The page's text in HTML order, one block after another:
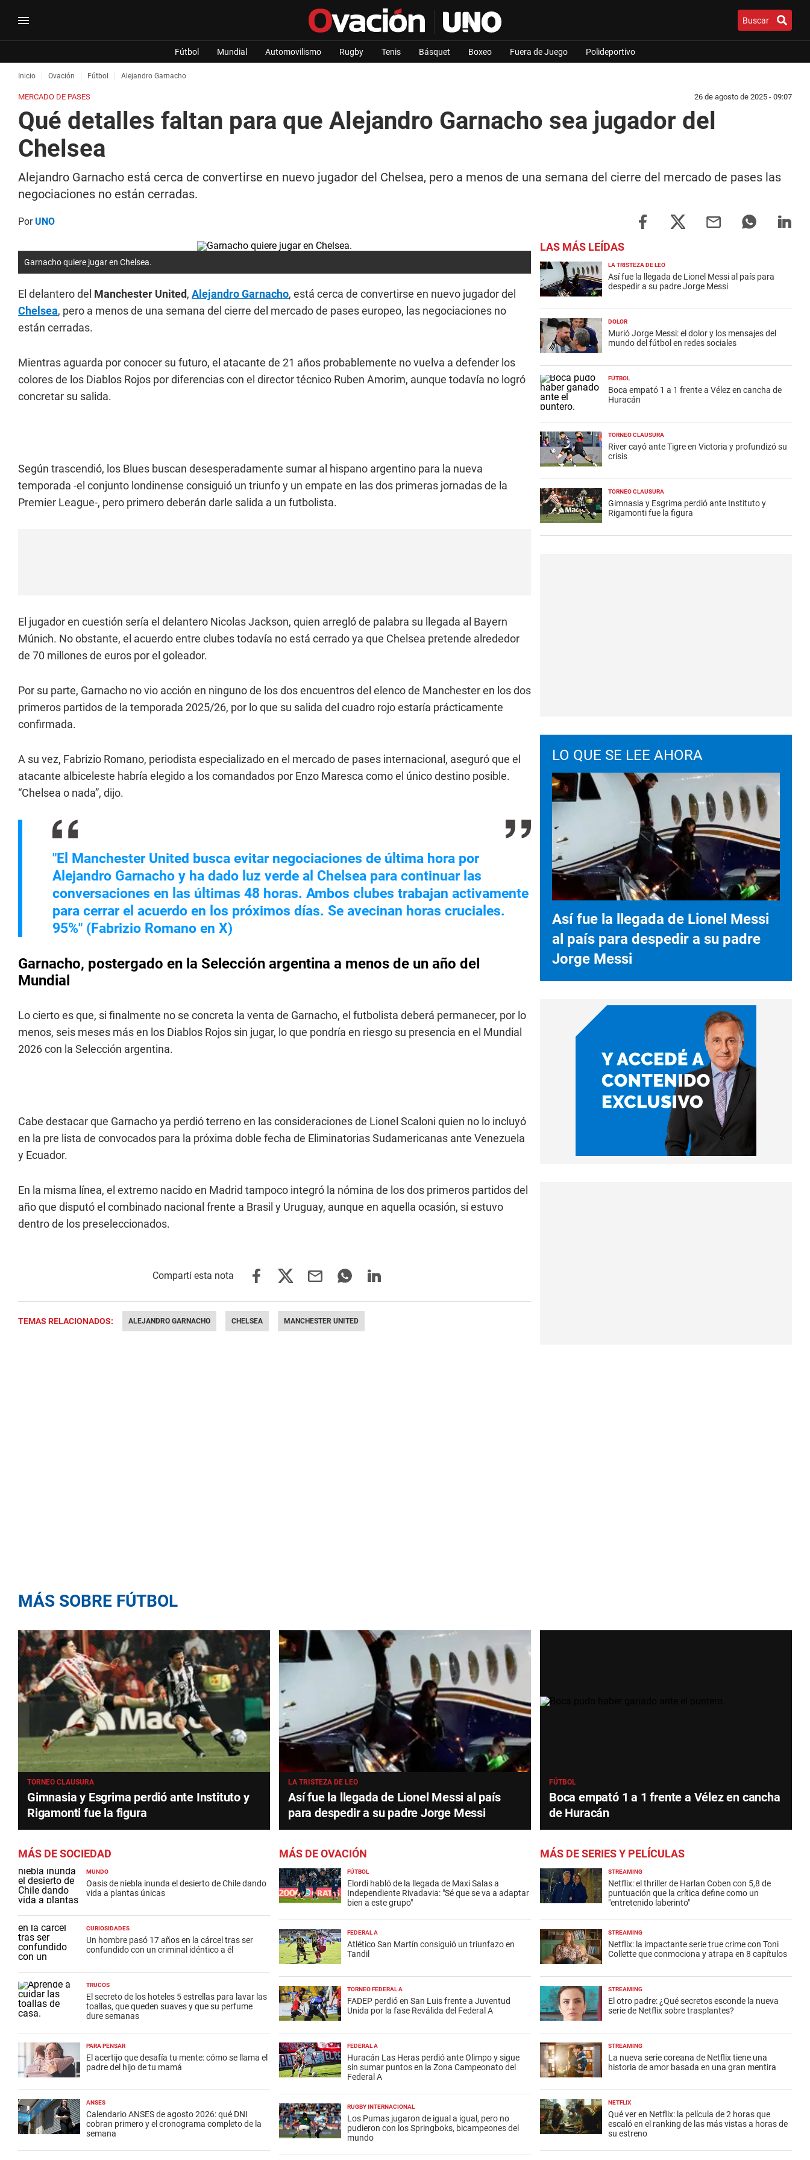
Buscar
Fútbol Mundial Automovilismo Rugby Tenis Básquet Boxeo Fuera de Juego Polideportivo
Inicio Ovación Fútbol Alejandro Garnacho
MERCADO DE PASES 26 de agosto de 2025 - 09:07
Qué detalles faltan para que Alejandro Garnacho sea jugador del
Chelsea
Alejandro Garnacho está cerca de convertirse en nuevo jugador del Chelsea, pero a menos de una semana del cierre del mercado de pases las
negociaciones no están cerradas.
PorUNO
Garnacho quiere jugar en Chelsea.
El delantero del Manchester United, Alejandro Garnacho, está cerca de convertirse en nuevo jugador del
Chelsea, pero a menos de una semana del cierre del mercado de pases europeo, las negociaciones no
están cerradas.
Mientras aguarda por conocer su futuro, el atacante de 21 años probablemente no vuelva a defender los
colores de los Diablos Rojos por diferencias con el director técnico Ruben Amorim, aunque todavía no logró
concretar su salida.
Según trascendió, los Blues buscan desesperadamente sumar al hispano argentino para la nueva
temporada -el conjunto londinense consiguió un triunfo y un empate en las dos primeras jornadas de la
Premier League-, pero primero deberán darle salida a un futbolista.
El jugador en cuestión sería el delantero Nicolas Jackson, quien arregló de palabra su llegada al Bayern
Múnich. No obstante, el acuerdo entre clubes todavía no está cerrado ya que Chelsea pretende alrededor
de 70 millones de euros por el goleador.
Por su parte, Garnacho no vio acción en ninguno de los dos encuentros del elenco de Manchester en los dos
primeros partidos de la temporada 2025/26, por lo que su salida del cuadro rojo estaría prácticamente
confirmada.
A su vez, Fabrizio Romano, periodista especializado en el mercado de pases internacional, aseguró que el
atacante albiceleste habría elegido a los comandados por Enzo Maresca como el único destino posible.
“Chelsea o nada”, dijo.
"El Manchester United busca evitar negociaciones de última hora por
Alejandro Garnacho y ha dado luz verde al Chelsea para continuar las
conversaciones en las últimas 48 horas. Ambos clubes trabajan activamente
para cerrar el acuerdo en los próximos días. Se avecinan horas cruciales.
95%" (Fabrizio Romano en X)
Garnacho, postergado en la Selección argentina a menos de un año del
Mundial
Lo cierto es que, si finalmente no se concreta la venta de Garnacho, el futbolista deberá permanecer, por lo
menos, seis meses más en los Diablos Rojos sin jugar, lo que pondría en riesgo su presencia en el Mundial
2026 con la Selección argentina.
Cabe destacar que Garnacho ya perdió terreno en las consideraciones de Lionel Scaloni quien no lo incluyó
en la pre lista de convocados para la próxima doble fecha de Eliminatorias Sudamericanas ante Venezuela
y Ecuador.
En la misma línea, el extremo nacido en Madrid tampoco integró la nómina de los dos primeros partidos del
año que disputó el combinado nacional frente a Brasil y Uruguay, aunque en aquella ocasión, si estuvo
dentro de los preseleccionados.
TEMAS RELACIONADOS: ALEJANDRO GARNACHO CHELSEA MANCHESTER UNITED
LAS MÁS LEÍDAS
LA TRISTEZA DE LEO
Así fue la llegada de Lionel Messi al país para
despedir a su padre Jorge Messi
DOLOR
Murió Jorge Messi: el dolor y los mensajes del
mundo del fútbol en redes sociales
FÚTBOL
Boca empató 1 a 1 frente a Vélez en cancha de
Huracán
TORNEO CLAUSURA
River cayó ante Tigre en Victoria y profundizó su
crisis
TORNEO CLAUSURA
Gimnasia y Esgrima perdió ante Instituto y
Rigamonti fue la figura
LO QUE SE LEE AHORA
Así fue la llegada de Lionel Messi
al país para despedir a su padre
Jorge Messi
MÁS SOBRE FÚTBOL
TORNEO CLAUSURA
Gimnasia y Esgrima perdió ante Instituto y
Rigamonti fue la figura
LA TRISTEZA DE LEO
Así fue la llegada de Lionel Messi al país
para despedir a su padre Jorge Messi
FÚTBOL
Boca empató 1 a 1 frente a Vélez en cancha
de Huracán
MÁS DE SOCIEDAD
MUNDO
Oasis de niebla inunda el desierto de Chile dando
vida a plantas únicas
CURIOSIDADES
Un hombre pasó 17 años en la cárcel tras ser
confundido con un criminal idéntico a él
TRUCOS
El secreto de los hoteles 5 estrellas para lavar las
toallas, que queden suaves y que su perfume
dure semanas
PARA PENSAR
El acertijo que desafía tu mente: cómo se llama el
padre del hijo de tu mamá
ANSES
Calendario ANSES de agosto 2026: qué DNI
cobran primero y el cronograma completo de la
semana
MÁS DE OVACIÓN
FÚTBOL
Elordi habló de la llegada de Maxi Salas a
Independiente Rivadavia: "Sé que se va a adaptar
bien a este grupo"
FEDERAL A
Atlético San Martín consiguió un triunfazo en
Tandil
TORNEO FEDERAL A
FADEP perdió en San Luis frente a Juventud
Unida por la fase Reválida del Federal A
FEDERAL A
Huracán Las Heras perdió ante Olimpo y sigue
sin sumar puntos en la Zona Campeonato del
Federal A
RUGBY INTERNACIONAL
Los Pumas jugaron de igual a igual, pero no
pudieron con los Springboks, bicampeones del
mundo
MÁS DE SERIES Y PELÍCULAS
STREAMING
Netflix: el thriller de Harlan Coben con 5,8 de
puntuación que la crítica define como un
"entretenido laberinto"
STREAMING
Netflix: la impactante serie true crime con Toni
Collette que conmociona y atrapa en 8 capítulos
STREAMING
El otro padre: ¿Qué secretos esconde la nueva
serie de Netflix sobre trasplantes?
STREAMING
La nueva serie coreana de Netflix tiene una
historia de amor basada en una gran mentira
NETFLIX
Qué ver en Netflix: la película de 2 horas que
escaló en el ranking de las más vistas a horas de
su estreno